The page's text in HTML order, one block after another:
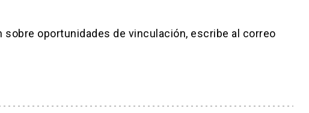
sobre oportunidades de vinculación, escribe al correo